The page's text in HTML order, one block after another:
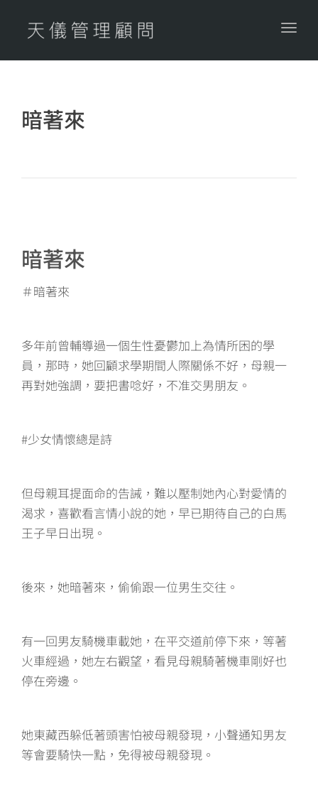
暗著來
​暗著來
＃暗著來
多年前曾輔導過一個生性憂鬱加上為情所困的學
員，那時，她回顧求學期間人際關係不好，母親一
再對她強調，要把書唸好，不准交男朋友。
#少女情懷總是詩
但母親耳提面命的告誡，難以壓制她內心對愛情的
渴求，喜歡看言情小說的她，早已期待自己的白馬
王子早日出現。
後來，她暗著來，偷偷跟一位男生交往。
有一回男友騎機車載她，在平交道前停下來，等著
火車經過，她左右觀望，看見母親騎著機車剛好也
停在旁邊。
她東藏西躲低著頭害怕被母親發現，小聲通知男友
等會要騎快一點，免得被母親發現。